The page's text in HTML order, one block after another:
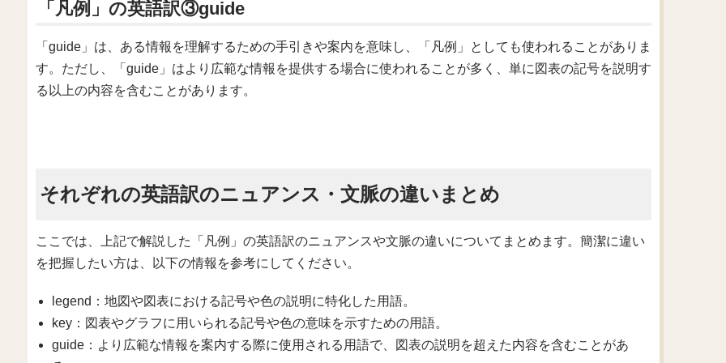
「凡例」の英語訳③guide
「guide」は、ある情報を理解するための手引きや案内を意味し、「凡例」としても使われることがありま
す。ただし、「guide」はより広範な情報を提供する場合に使われることが多く、単に図表の記号を説明す
る以上の内容を含むことがあります。
それぞれの英語訳のニュアンス・文脈の違いまとめ
ここでは、上記で解説した「凡例」の英語訳のニュアンスや文脈の違いについてまとめます。簡潔に違い
を把握したい方は、以下の情報を参考にしてください。
legend：地図や図表における記号や色の説明に特化した用語。
key：図表やグラフに用いられる記号や色の意味を示すための用語。
guide：より広範な情報を案内する際に使用される用語で、図表の説明を超えた内容を含むことがあ